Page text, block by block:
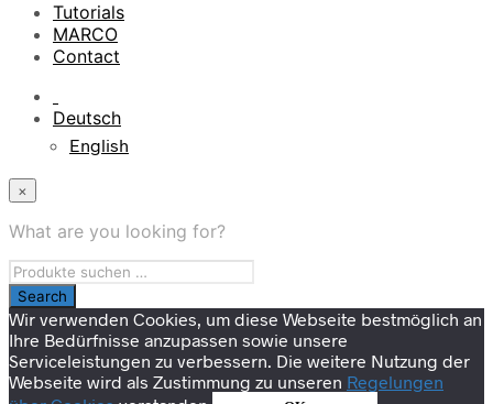
Tutorials
MARCO
Contact
Deutsch
English
×
What are you looking for?
Wir verwenden Cookies, um diese Webseite bestmöglich an
Ihre Bedürfnisse anzupassen sowie unsere
Serviceleistungen zu verbessern. Die weitere Nutzung der
Webseite wird als Zustimmung zu unseren Regelungen